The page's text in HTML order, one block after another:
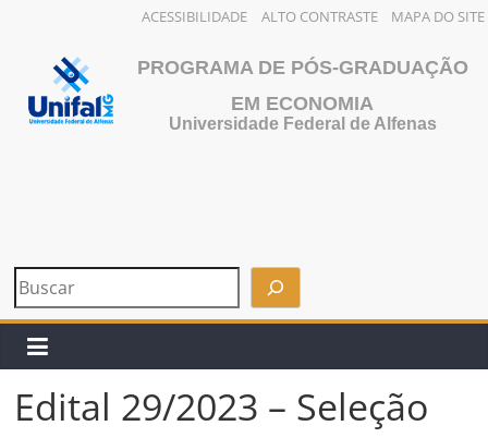
ACESSIBILIDADE ALTO CONTRASTE MAPA DO SITE
conteúdo
PROGRAMA DE PÓS-GRADUAÇÃO
EM ECONOMIA
Universidade Federal de Alfenas
Edital 29/2023 – Seleção